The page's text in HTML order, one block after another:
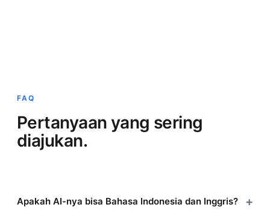
FAQ
Pertanyaan yang sering
diajukan.
Apakah AI-nya bisa Bahasa Indonesia dan Inggris?